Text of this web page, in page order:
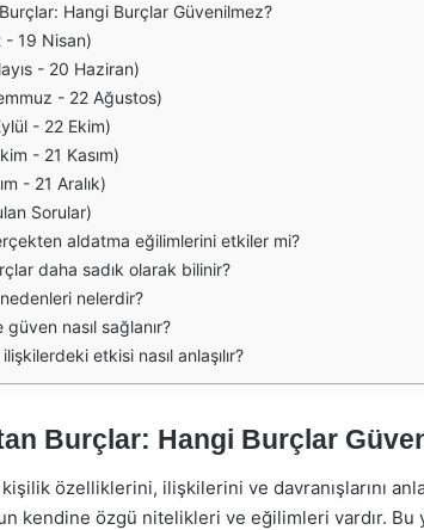
Hangi Burçlar Güvenilmez?
- 19 Nisan)
- 20 Haziran)
- 22 Ağustos)
- 22 Ekim)
- 21 Kasım)
- 21 Aralık)
Sorular)
aldatma eğilimlerini etkiler mi?
daha sadık olarak bilinir?
nelerdir?
nasıl sağlanır?
etkisi nasıl anlaşılır?
Burçlar: Hangi Burçlar
özelliklerini, ilişkilerini ve davranışlarını
kendine özgü nitelikleri ve eğilimleri vardır. Bu